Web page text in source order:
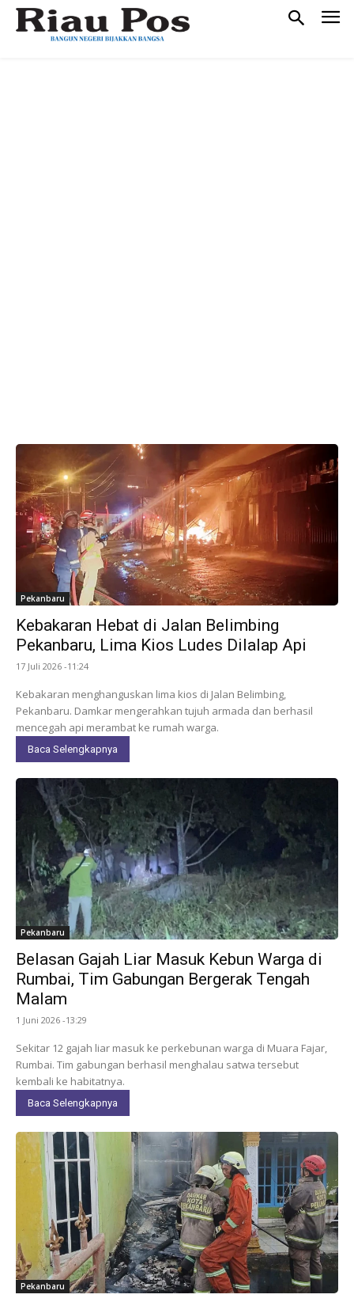
Pekanbaru
Kebakaran Hebat di Jalan Belimbing
Pekanbaru, Lima Kios Ludes Dilalap Api
17 Juli 2026 -11:24
Kebakaran menghanguskan lima kios di Jalan Belimbing,
Pekanbaru. Damkar mengerahkan tujuh armada dan berhasil
mencegah api merambat ke rumah warga.
Baca Selengkapnya
Pekanbaru
Belasan Gajah Liar Masuk Kebun Warga di
Rumbai, Tim Gabungan Bergerak Tengah
Malam
1 Juni 2026 -13:29
Sekitar 12 gajah liar masuk ke perkebunan warga di Muara Fajar,
Rumbai. Tim gabungan berhasil menghalau satwa tersebut
kembali ke habitatnya.
Baca Selengkapnya
Pekanbaru